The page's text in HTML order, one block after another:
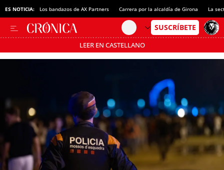
ES NOTICIA: Los bandazos de AX Partners Carrera por la alcaldía de Girona La
LEER EN CASTELLANO
Pásate al MODO AHORRO